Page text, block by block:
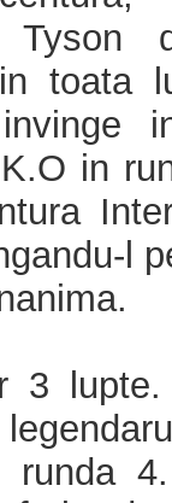
Tyson
toata
in
l
3
runda